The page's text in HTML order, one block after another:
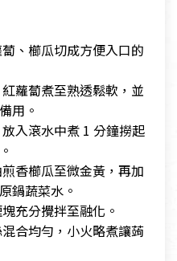
、櫛瓜切成方便入口的
蘿蔔煮至熟透鬆軟，並
用。
入滾水中煮 1 分鐘撈起
香櫛瓜至微金黃，再加
鍋蔬菜水。
充分攪拌至融化。
合均勻，小火略煮讓蒟